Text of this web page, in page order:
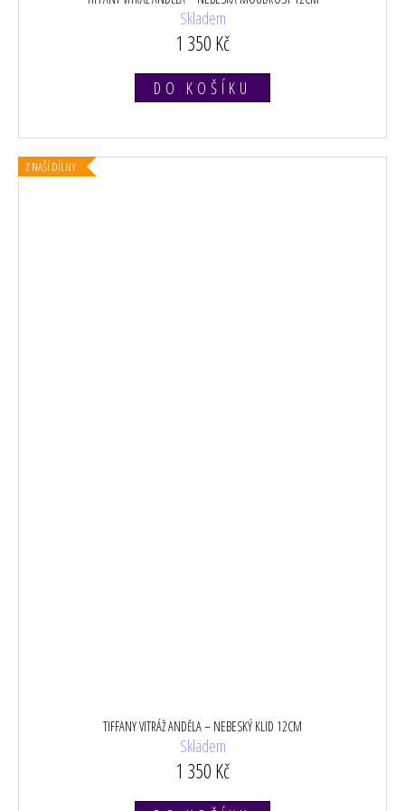
Skladem
1 350 Kč
DO KOŠÍKU
Z NAŠÍ DÍLNY
TIFFANY VITRÁŽ ANDĚLA – NEBESKÝ KLID 12CM
Skladem
1 350 Kč